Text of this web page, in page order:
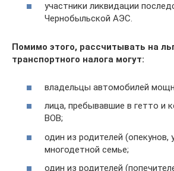
участники ликвидации
Чернобыльской АЭС.
Помимо этого, рассчитывать на
транспортного налога могут:
владельцы автомобилей
лица, пребывавшие в гетто и
ВОВ;
один из родителей (опекунов,
многодетной семье;
один из родителей